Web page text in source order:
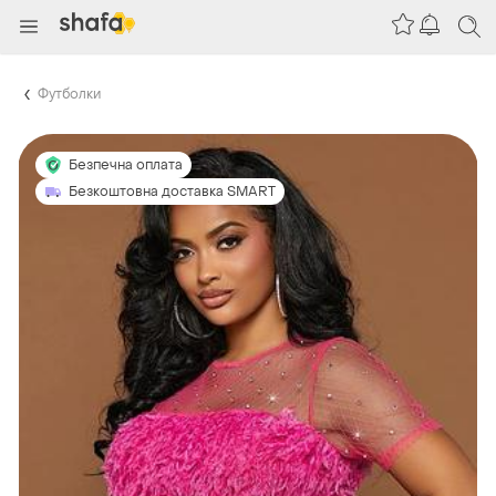
Футболки
Безпечна оплата
Безкоштовна доставка SMART